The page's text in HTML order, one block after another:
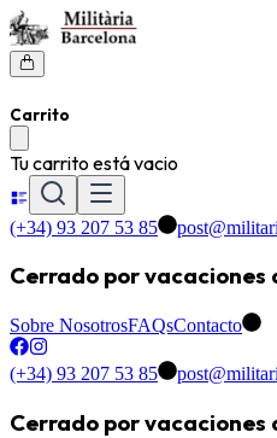
Carrito
Tu carrito está vacio
(+34) 93 207 53 85
Cerrado por vacaciones
Sobre NosotrosFAQsContacto
(+34) 93 207 53 85
Cerrado por vacaciones